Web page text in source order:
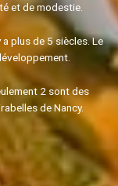
et de modestie.
plus de 5 siècles. Le
2 sont des
de Nancy.